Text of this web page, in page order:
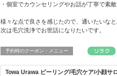
・個室でカウンセリングやお話が丁寧で素
様々な点で良さを感じたので、通いたいな
次は毛穴洗浄でお世話になりたいです。
予約時のクーポン・メニュー
Towa Urawa ピーリング/毛穴ケア/小顔サ